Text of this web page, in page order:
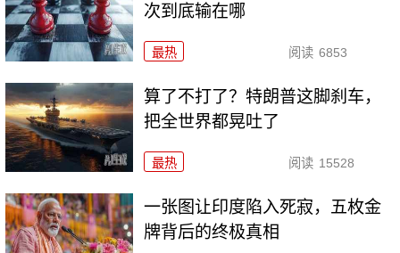
次到底输在哪
最热 阅读 6853
算了不打了？特朗普这脚刹车，
把全世界都晃吐了
最热 阅读 15528
一张图让印度陷入死寂，五枚金
牌背后的终极真相